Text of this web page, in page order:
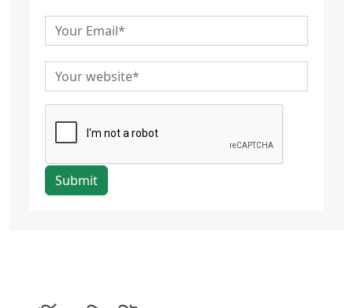
Submit